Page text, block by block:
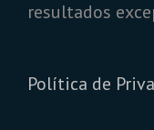
resultados
Política de